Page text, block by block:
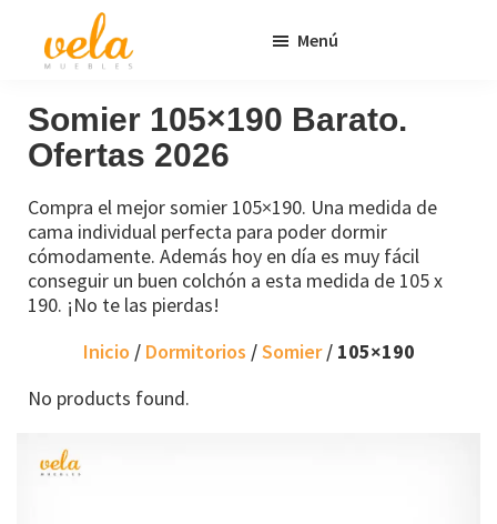
principal
página
Muebles
Baratos
Online
Outlet
Menú
Somier 105×190 Barato.
Ofertas 2026
Compra el mejor somier 105×190. Una medida de
cama individual perfecta para poder dormir
cómodamente. Además hoy en día es muy fácil
conseguir un buen colchón a esta medida de 105 x
190. ¡No te las pierdas!
Inicio / Dormitorios /Somier/ 105×190
No products found.